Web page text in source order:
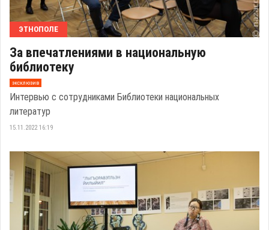
ЭТНОПОЛЕ
За впечатлениями в национальную
библиотеку
эксклюзив
Интервью с сотрудниками Библиотеки национальных
литератур
15.11.2022 16:19